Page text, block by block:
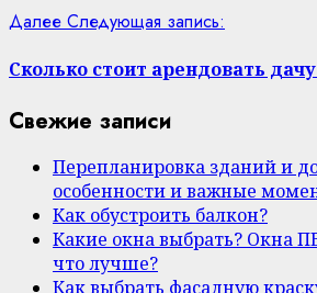
Далее Следующая запись:
Сколько стоит арендовать
Свежие записи
Перепланировка зданий и
особенности и важные
Как обустроить балкон?
Какие окна выбрать? Окна
что лучше?
Как выбрать фасадную